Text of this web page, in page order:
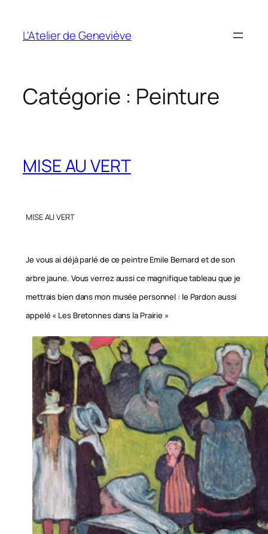
contenu
L'Atelier de Geneviève
Catégorie : Peinture
MISE AU VERT
MISE AU VERT
Je vous ai déjà parlé de ce peintre Emile Bernard et de son
arbre jaune. Vous verrez aussi ce magnifique tableau que je
mettrais bien dans mon musée personnel : le Pardon aussi
appelé « Les Bretonnes dans la Prairie »